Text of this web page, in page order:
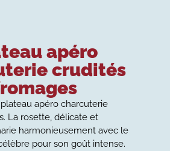
apéro
crudités
apéro charcuterie
La rosette, délicate et
harmonieusement avec le
pour son goût intense.